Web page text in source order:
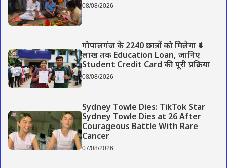
08/08/2026
गोपालगंज के 2240 छात्रों को मिलेगा ₹4
लाख तक Education Loan, जानिए
Student Credit Card की पूरी प्रक्रिया
08/08/2026
Sydney Towle Dies: TikTok Star
Sydney Towle Dies at 26 After
Courageous Battle With Rare
Cancer
07/08/2026